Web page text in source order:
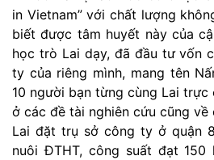
in Vietnam” với chất lượng
biết được tâm huyết này của
học trò Lai dạy, đã đầu tư vốn
ty của riêng mình, mang tên
10 người bạn từng cùng Lai
ở các đề tài nghiên cứu cũng về
Lai đặt trụ sở công ty ở quận
nuôi ĐTHT, công suất đạt 150